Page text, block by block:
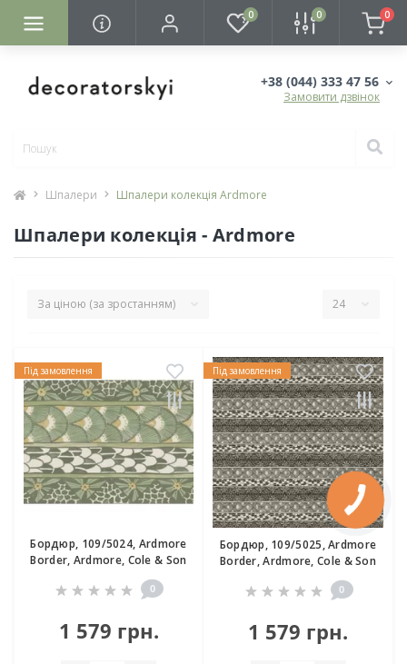
0 0 0
+38 (044) 333 47 56
Замовити дзвінок
Шпалери Шпалери колекція Ardmore
Шпалери колекція - Ardmore
Під замовлення
Бордюр, 109/5024, Ardmore
Border, Ardmore, Cole & Son
0
1 579 грн.
Під замовлення
Бордюр, 109/5025, Ardmore
Border, Ardmore, Cole & Son
0
1 579 грн.